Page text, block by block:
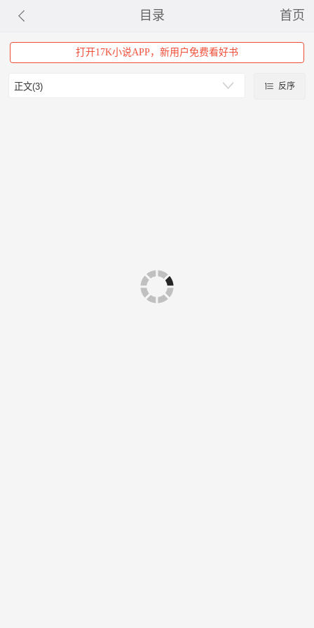
目录 首页
打开17K小说APP，新用户免费看好书
反序